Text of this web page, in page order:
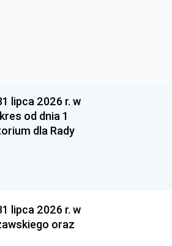
lipca 2026 r. w
od dnia 1
dla Rady
lipca 2026 r. w
oraz